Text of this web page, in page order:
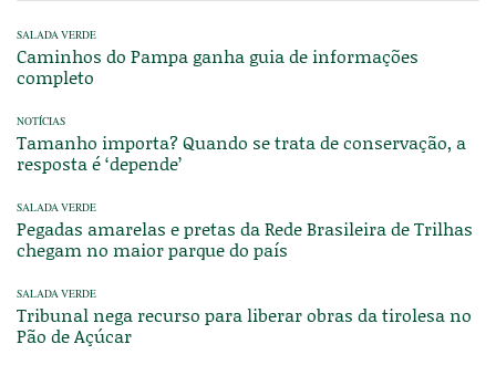
SALADA VERDE
Caminhos do Pampa ganha guia de informações
completo
NOTÍCIAS
Tamanho importa? Quando se trata de conservação, a
resposta é ‘depende’
SALADA VERDE
Pegadas amarelas e pretas da Rede Brasileira de Trilhas
chegam no maior parque do país
SALADA VERDE
Tribunal nega recurso para liberar obras da tirolesa no
Pão de Açúcar